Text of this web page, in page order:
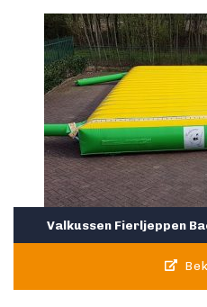
Valkussen Fierljeppen